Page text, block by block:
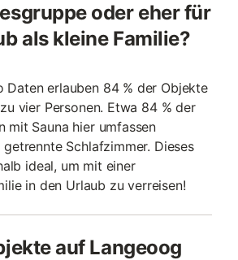
oder eher für
als kleine Familie?
Daten erlauben 84 % der Objekte
vier Personen. Etwa 84 % der
mit Sauna hier umfassen
Schlafzimmer. Dieses
ideal, um mit einer
in den Urlaub zu verreisen!
auf Langeoog